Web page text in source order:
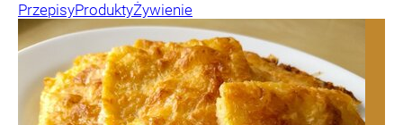
PrzepisyProduktyŻywienie